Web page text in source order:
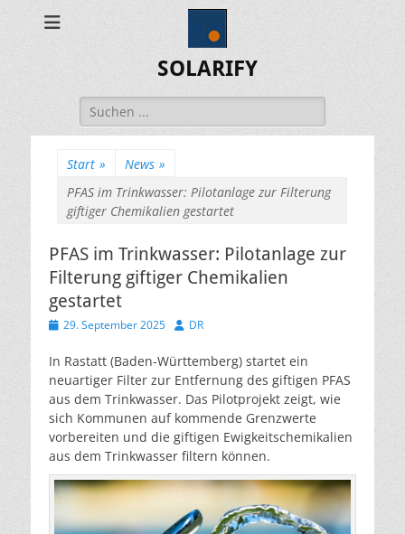
SOLARIFY
Suchen
nach:
Start » News »
PFAS im Trinkwasser: Pilotanlage zur Filterung
giftiger Chemikalien gestartet
PFAS im Trinkwasser: Pilotanlage zur
Filterung giftiger Chemikalien
gestartet
Veröffentlicht
29. September 2025 Autor
DR
In Rastatt (Baden-Württemberg) startet ein
neuartiger Filter zur Entfernung des giftigen PFAS
aus dem Trinkwasser. Das Pilotprojekt zeigt, wie
sich Kommunen auf kommende Grenzwerte
vorbereiten und die giftigen Ewigkeitschemikalien
aus dem Trinkwasser filtern können.